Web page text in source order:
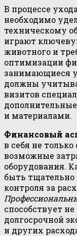
В процессе
необходимо
техническому
играют
животного и
оптимизации
занимающиеся
должны
визитов
и материалами.
Финансовый
в себя не
возможные
оборудования.
быть тщательно
контроля за
способствует
долгосрочной
и других